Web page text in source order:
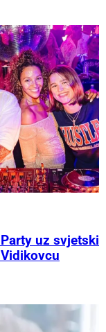
uz svjetski